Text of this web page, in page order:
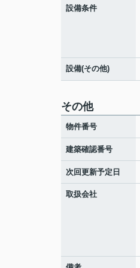
設備条件
設備(その他)
その他
物件番号
建築確認番号
次回更新予定日
取扱会社